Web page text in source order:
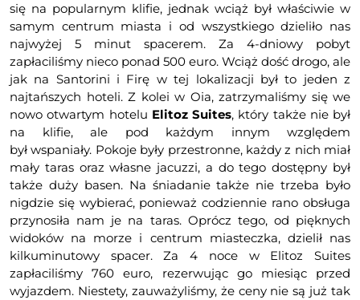
się na popularnym klifie, jednak wciąż był właściwie w
samym centrum miasta i od wszystkiego dzieliło nas
najwyżej 5 minut spacerem. Za 4-dniowy pobyt
zapłaciliśmy nieco ponad 500 euro. Wciąż dość drogo, ale
jak na Santorini i Firę w tej lokalizacji był to jeden z
najtańszych hoteli. Z kolei w Oia, zatrzymaliśmy się we
nowo otwartym hotelu Elitoz Suites, który także nie był
na klifie, ale pod każdym innym względem
był wspaniały. Pokoje były przestronne, każdy z nich miał
mały taras oraz własne jacuzzi, a do tego dostępny był
także duży basen. Na śniadanie także nie trzeba było
nigdzie się wybierać, ponieważ codziennie rano obsługa
przynosiła nam je na taras. Oprócz tego, od pięknych
widoków na morze i centrum miasteczka, dzielił nas
kilkuminutowy spacer. Za 4 noce w Elitoz Suites
zapłaciliśmy 760 euro, rezerwując go miesiąc przed
wyjazdem. Niestety, zauważyliśmy, że ceny nie są już tak